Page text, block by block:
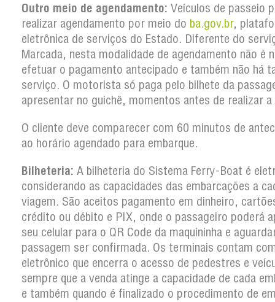
Outro meio de agendamento: Veículos de passeio
realizar agendamento por meio do ba.gov.br,
eletrônica de serviços do Estado. Diferente do
Marcada, nesta modalidade de agendamento não é
efetuar o pagamento antecipado e também não há
serviço. O motorista só paga pelo bilhete da
apresentar no guichê, momentos antes de realizar
O cliente deve comparecer com 60 minutos de
ao horário agendado para embarque.
Bilheteria: A bilheteria do Sistema Ferry-Boat é
considerando as capacidades das embarcações a
viagem. São aceitos pagamento em dinheiro,
crédito ou débito e PIX, onde o passageiro poderá
seu celular para o QR Code da maquininha e
passagem ser confirmada. Os terminais contam
eletrônico que encerra o acesso de pedestres e
sempre que a venda atinge a capacidade de cada
e também quando é finalizado o procedimento de